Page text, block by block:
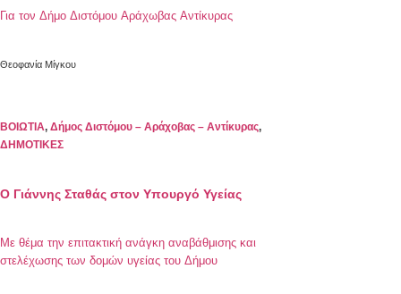
Για τον Δήμο Διστόμου Αράχωβας Αντίκυρας
Θεοφανία Μίγκου
ΒΟΙΩΤΙΑ, Δήμος Διστόμου – Αράχοβας – Αντίκυρας,
ΔΗΜΟΤΙΚΕΣ
Ο Γιάννης Σταθάς στον Υπουργό Υγείας
Με θέμα την επιτακτική ανάγκη αναβάθμισης και
στελέχωσης των δομών υγείας του Δήμου